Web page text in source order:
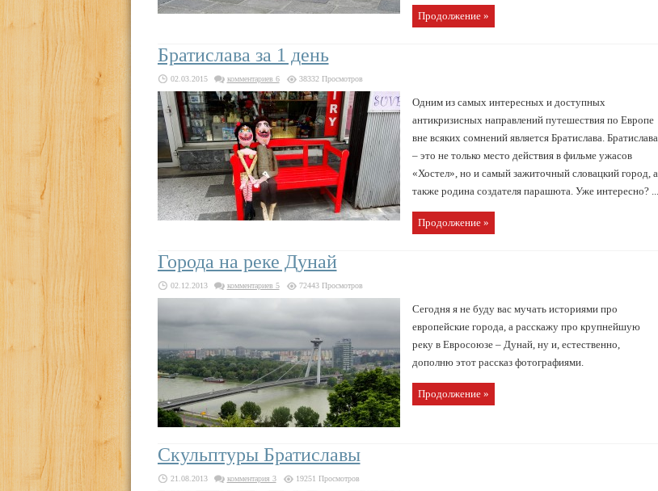
Продолжение »
Братислава за 1 день
02.03.2015 комментариев 6 38332 Просмотров
Одним из самых интересных и доступных
антикризисных направлений путешествия по Европе
вне всяких сомнений является Братислава. Братислава
– это не только место действия в фильме ужасов
«Хостел», но и самый зажиточный словацкий город, а
также родина создателя парашюта. Уже интересно? ...
Продолжение »
Города на реке Дунай
02.12.2013 комментариев 5 72443 Просмотров
Сегодня я не буду вас мучать историями про
европейские города, а расскажу про крупнейшую
реку в Евросоюзе – Дунай, ну и, естественно,
дополню этот рассказ фотографиями.
Продолжение »
Скульптуры Братиславы
21.08.2013 комментария 3 19251 Просмотров